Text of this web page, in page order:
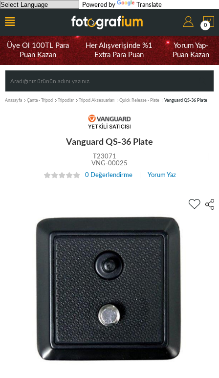
Powered by Translate
0
Üye Ol 100TL Para
Puan Kazan
Her Alışverişinde %1
Extra Para Puan
Yorum Yap-
Puan Kazan
Anasayfa Çanta - Tripod Tripodlar Tripod Aksesuarları Quick Release - Plate Vanguard QS-36 Plate
Vanguard QS-36 Plate
T23071
VNG-00025
0 Değerlendirme
Yorum Yaz